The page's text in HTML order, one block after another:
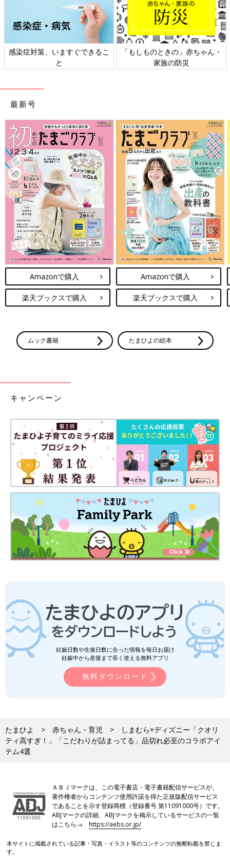
きるこ
「もしものときの」赤ちゃん・
日本外来小児科学会リ
ト検討会
最新号
Amazonで購入
楽天ブックスで購入
Amazonで購入
楽天ブックスで購入
ムック書籍 たまひよの絵本
キャンペーン
妊娠日数や生後日数に合った情報を毎日お届け
妊娠中から産後まで長く使える無料アプリ
無料ダウンロード
たまひよ 赤ちゃん・育児
しまむら×ディズニー「クオリ
ティ高すぎ！」「こだわりが詰まってる」品切れ必至のコラボアイ
テム4選
ＡＢＪマークは、この電子書店・電子書籍配信サービスが、
著作権者からコンテンツ使用許諾を得た正規版配信サービス
であることを示す登録商標（登録番号 第11091000号）です。
ABJマークの詳細、ABJマークを掲示しているサービスの一覧
はこちら→https://aebs.or.jp/
本サイトに掲載されている記事・写真・イラスト等のコンテンツの無断転載を禁じま
す。